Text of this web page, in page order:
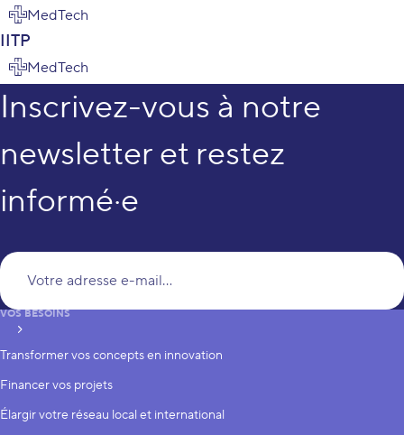
MedTech
IITP
MedTech
Inscrivez-vous à notre
newsletter et restez
informé·e
S’inscrire
VOS BESOINS
Transformer vos concepts en innovation
Financer vos projets
Élargir votre réseau local et international